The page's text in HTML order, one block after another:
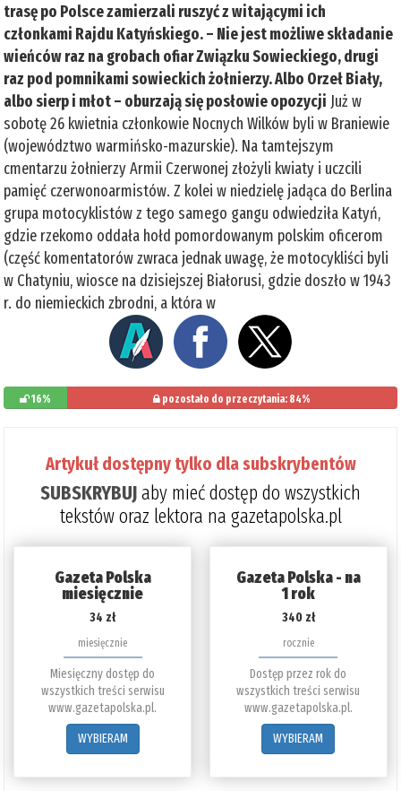
trasę po Polsce zamierzali ruszyć z witającymi ich
członkami Rajdu Katyńskiego. – Nie jest możliwe składanie
wieńców raz na grobach ofiar Związku Sowieckiego, drugi
raz pod pomnikami sowieckich żołnierzy. Albo Orzeł Biały,
albo sierp i młot – oburzają się posłowie opozycji Już w
sobotę 26 kwietnia członkowie Nocnych Wilków byli w Braniewie
(województwo warmińsko-mazurskie). Na tamtejszym
cmentarzu żołnierzy Armii Czerwonej złożyli kwiaty i uczcili
pamięć czerwonoarmistów. Z kolei w niedzielę jadąca do Berlina
grupa motocyklistów z tego samego gangu odwiedziła Katyń,
gdzie rzekomo oddała hołd pomordowanym polskim oficerom
(część komentatorów zwraca jednak uwagę, że motocykliści byli
w Chatyniu, wiosce na dzisiejszej Białorusi, gdzie doszło w 1943
r. do niemieckich zbrodni, a która w
16% pozostało do przeczytania: 84%
Artykuł dostępny tylko dla subskrybentów
SUBSKRYBUJaby mieć dostęp do wszystkich
tekstów oraz lektora na gazetapolska.pl
Gazeta Polska
miesięcznie
34 zł
miesięcznie
Miesięczny dostęp do
wszystkich treści serwisu
www.gazetapolska.pl.
WYBIERAM
Gazeta Polska - na
1 rok
340 zł
rocznie
Dostęp przez rok do
wszystkich treści serwisu
www.gazetapolska.pl.
WYBIERAM